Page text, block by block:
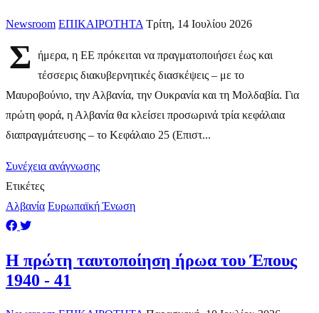
Newsroom ΕΠΙΚΑΙΡΟΤΗΤΑ Τρίτη, 14 Ιουλίου 2026
Σ
ήμερα, η ΕΕ πρόκειται να πραγματοποιήσει έως και
τέσσερις διακυβερνητικές διασκέψεις – με το
Μαυροβούνιο, την Αλβανία, την Ουκρανία και τη Μολδαβία. Για
πρώτη φορά, η Αλβανία θα κλείσει προσωρινά τρία κεφάλαια
διαπραγμάτευσης – το Κεφάλαιο 25 (Επιστ...
Συνέχεια ανάγνωσης
Ετικέτες
Αλβανία Ευρωπαϊκή Ένωση
Η πρώτη ταυτοποίηση ήρωα του Έπους
1940 - 41